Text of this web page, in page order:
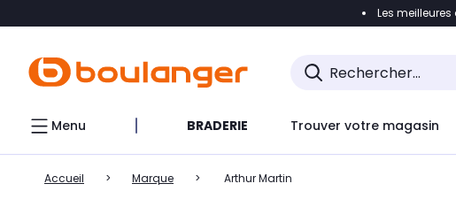
Accéder directement
Les
Menu BRADERIE Trouver votre magasin
Accueil Marque Arthur Martin